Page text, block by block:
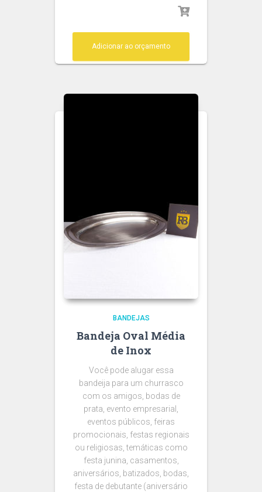
Adicionar ao orçamento
BANDEJAS
Bandeja Oval Média
de Inox
Você pode alugar essa
bandeija para um churrasco
com os amigos, bodas de
prata, evento empresarial,
eventos públicos, feiras
promocionais, festas regionais
ou religiosas, temáticas como
festa junina, casamentos,
aniversários, batizados, bodas,
festa de debutante (aniversário